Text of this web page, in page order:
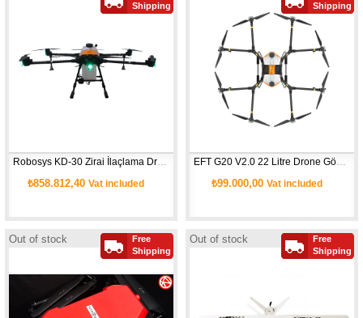
Robosys KD-30 Zirai İlaçlama Drone
₺858.812,40Vat included
Shipping
₺99.000,00 Vat included
Shipping
Out of stock
Free
Shipping
Out of stock
Free
Shipping